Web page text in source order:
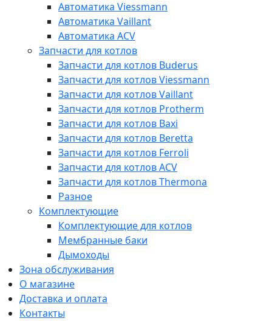
Автоматика Viessmann
Автоматика Vaillant
Автоматика ACV
Запчасти для котлов
Запчасти для котлов Buderus
Запчасти для котлов Viessmann
Запчасти для котлов Vaillant
Запчасти для котлов Protherm
Запчасти для котлов Baxi
Запчасти для котлов Beretta
Запчасти для котлов Ferroli
Запчасти для котлов ACV
Запчасти для котлов Thermona
Разное
Комплектующие
Комплектующие для котлов
Мембранные баки
Дымоходы
Зона обслуживания
О магазине
Доставка и оплата
Контакты